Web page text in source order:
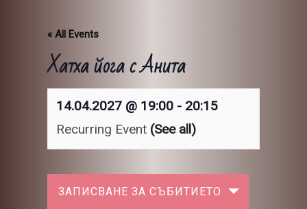
« All Events
Хатха йога с Анита
14.04.2027 @ 19:00 - 20:15
Recurring Event (See all)
ЗАПИСВАНЕ ЗА СЪБИТИЕТО